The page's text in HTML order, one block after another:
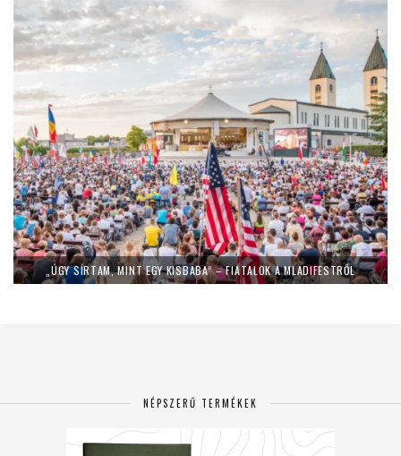
„ÚGY SÍRTAM, MINT EGY KISBABA” – FIATALOK A MLADIFESTRŐL
NÉPSZERŰ TERMÉKEK